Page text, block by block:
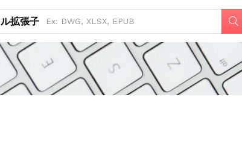
拡張子